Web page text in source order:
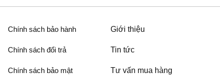
Chính sách bảo hành
Chính sách đổi trả
Chính sách bảo mật
Giới thiệu
Tin tức
Tư vấn mua hàng